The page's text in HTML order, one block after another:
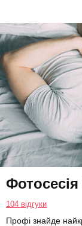
104 відгуки
Профі знайде